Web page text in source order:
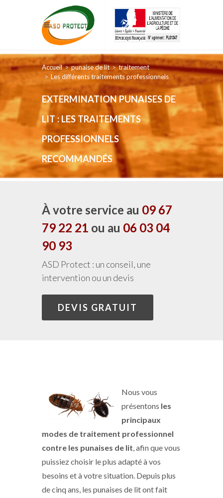
Accueil punaise de lit
traitement
Les différents traitements professionnels
EXTERMINATION PUNAISES DE
LIT : LES TRAITEMENTS
PROFESSIONNELS
RECOMMANDÉS
À votre service au 09 67
79 22 21 ou au 06 03 04
90 93
ASD Protect : un conseil, une
intervention ou un devis
DEVIS GRATUIT
Nous vous
présentons les
principaux
modes de traitement professionnel
contre les punaises de lit, afin que vous
puissiez choisir le plus adapté à vos
besoins et à votre situation. Depuis plus
de cinq ans, les punaises de lit ont fait